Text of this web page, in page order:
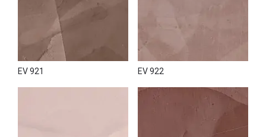
EV 921 EV 922